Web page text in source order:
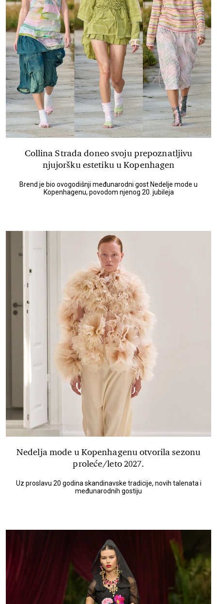
Collina Strada doneo svoju prepoznatljivu
njujoršku estetiku u Kopenhagen
Brend je bio ovogodišnji međunarodni gost Nedelje mode u
Kopenhagenu, povodom njenog 20. jubileja
Nedelja mode u Kopenhagenu otvorila sezonu
proleće/leto 2027.
Uz proslavu 20 godina skandinavske tradicije, novih talenata i
međunarodnih gostiju